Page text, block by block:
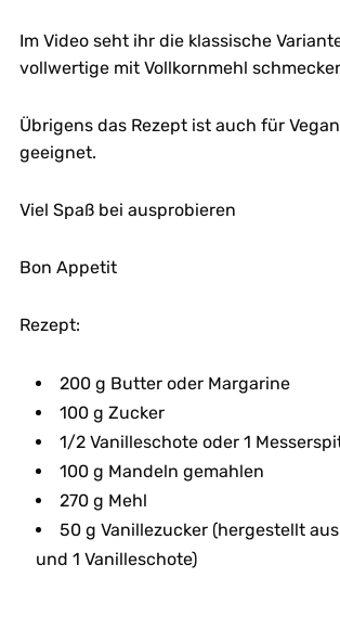
Im Video seht ihr die klassische
vollwertige mit Vollkornmehl
Übrigens das Rezept ist auch für
geeignet.
Viel Spaß bei ausprobieren
Bon Appetit
Rezept:
200 g Butter oder Margarine
100 g Zucker
1/2 Vanilleschote oder 1
100 g Mandeln gemahlen
270 g Mehl
50 g Vanillezucker (hergestellt
und 1 Vanilleschote)